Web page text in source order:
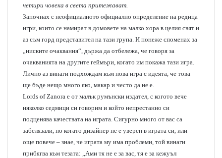
четири човека в света притежават.
Започнах с неофициалното официално определение на редица
игри, които се намират в домовете на малко хора в целия свят и
аз съм горд представител на тази група. И понеже споменах за
„ниските очаквания“, държа да отбележа, че говоря за
очакванията на другите геймъри, когато им покажа тази игра.
Лично аз винаги подхождам към нова игра с идеята, че това
ще бъде нещо много яко, макар и често да не е.
Lords of Zanora е от малък румънски издател, с когото вече
няколко седмици си говорим и който непрестанно си
подценява качествата на играта. Сигурно много от вас са
забелязали, но когато дизайнер не е уверен в играта си, или
още повече – знае, че играта му има проблеми, той винаги
прибягва към тезата: „Ами тя не е за вас, тя е за кежуъл